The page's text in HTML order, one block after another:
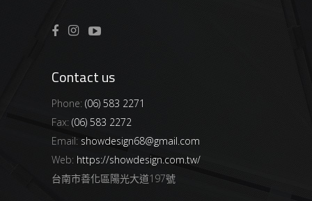
Contact us
Phone: (06) 583 2271
Fax: (06) 583 2272
Email: showdesign68@gmail.com
Web: https://showdesign.com.tw/
台南市善化區陽光大道197號